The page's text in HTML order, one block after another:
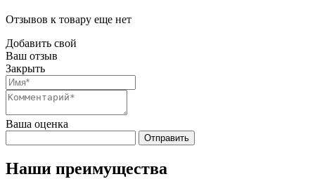
Отзывов к товару еще нет
Добавить свой
Ваш отзыв
Закрыть
Ваша оценка
Отправить
Наши преимущества